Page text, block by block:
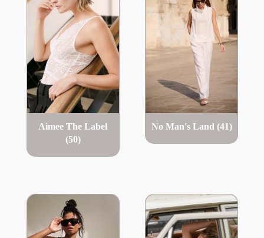
Aimee The Label
(50)
No Man's Land (41)